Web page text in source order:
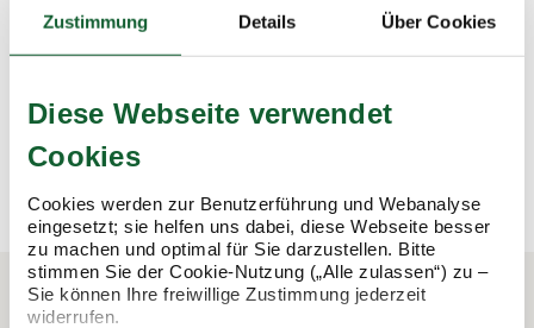
Zustimmung Details Über Cookies
Diese Webseite verwendet
Cookies
Cookies werden zur Benutzerführung und Webanalyse
eingesetzt; sie helfen uns dabei, diese Webseite besser
zu machen und optimal für Sie darzustellen. Bitte
stimmen Sie der Cookie-Nutzung („Alle zulassen“) zu –
Sie können Ihre freiwillige Zustimmung jederzeit
widerrufen.
Unterlagen sichten, Formulare ausfüllen,
sichern damit Ihre Steuervorteile.